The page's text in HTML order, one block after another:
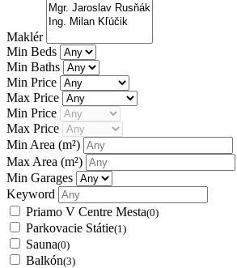
Maklér
Min Beds
Min Baths
Min Price
Max Price
Min Price
Max Price
Min Area (m²)
Max Area (m²)
Min Garages
Keyword
Priamo V Centre Mesta(0)
Parkovacie Státie(1)
Sauna(0)
Balkón(3)